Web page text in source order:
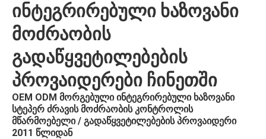
ინტეგრირებული ხაზოვანი
მოძრაობის
გადაწყვეტილებების
პროვაიდერები ჩინეთში
OEM ODM მორგებული ინტეგრირებული ხაზოვანი
სტეპერ ძრავის მოძრაობის კონტროლის
მწარმოებელი / გადაწყვეტილებების პროვაიდერი
2011 წლიდან